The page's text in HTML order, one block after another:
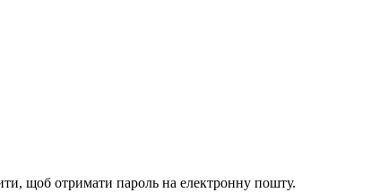
щоб отримати пароль на електронну пошту.